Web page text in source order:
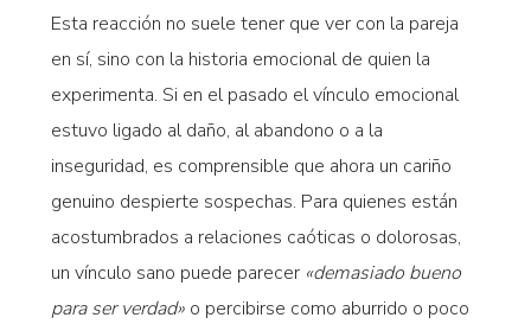
Esta reacción no suele tener que ver con la pareja
en sí, sino con la historia emocional de quien la
experimenta. Si en el pasado el vínculo emocional
estuvo ligado al daño, al abandono o a la
inseguridad, es comprensible que ahora un cariño
genuino despierte sospechas. Para quienes están
acostumbrados a relaciones caóticas o dolorosas,
un vínculo sano puede parecer «demasiado bueno
para ser verdad»o percibirse como aburrido o poco